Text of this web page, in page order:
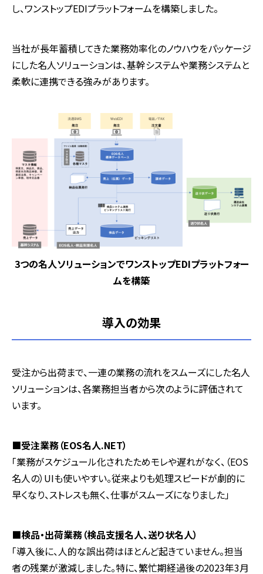
し、ワンストップEDIプラットフォームを構築しました。
当社が長年蓄積してきた業務効率化のノウハウをパッケージ
にした名人ソリューションは、基幹システムや業務システムと
柔軟に連携できる強みがあります。
3つの名人ソリューションでワンストップEDIプラットフォー
ムを構築
導入の効果
受注から出荷まで、一連の業務の流れをスムーズにした名人
ソリューションは、各業務担当者から次のように評価されて
います。
■受注業務（EOS名人.NET）
「業務がスケジュール化されたためモレや遅れがなく、（EOS
名人の）UIも使いやすい。従来よりも処理スピードが劇的に
早くなり、ストレスも無く、仕事がスムーズになりました」
■検品・出荷業務（検品支援名人、送り状名人）
「導入後に、人的な誤出荷はほとんど起きていません。担当
者の残業が激減しました。特に、繁忙期経過後の2023年3月